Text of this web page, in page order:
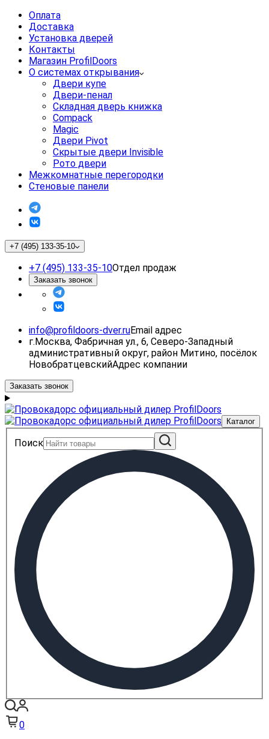
Оплата
Доставка
Установка дверей
Контакты
Магазин ProfilDoors
О системах открывания
Двери купе
Двери-пенал
Складная дверь книжка
Compack
Magic
Двери Pivot
Скрытые двери Invisible
Рото двери
Межкомнатные перегородки
Стеновые панели
+7 (495) 133-35-10
+7 (495) 133-35-10Отдел продаж
Заказать звонок
info@profildoors-dver.ruEmail адрес
г.Москва, Фабричная ул., 6, Северо-Западный
административный округ, район Митино, посёлок
НовобратцевскийАдрес компании
Заказать звонок
Каталог
Поиск
0